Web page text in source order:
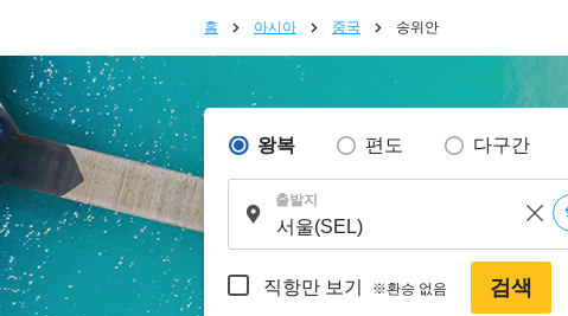
홈 아시아 중국 송위안
왕복 편도 다구간
출발지
직항만 보기 ※환승 없음 검색